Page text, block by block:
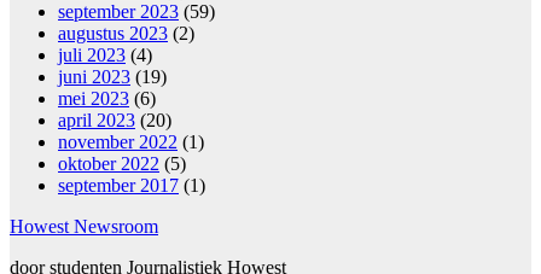
september 2023 (59)
augustus 2023 (2)
juli 2023 (4)
juni 2023 (19)
mei 2023 (6)
april 2023 (20)
november 2022 (1)
oktober 2022 (5)
september 2017 (1)
Howest Newsroom
door studenten Journalistiek Howest